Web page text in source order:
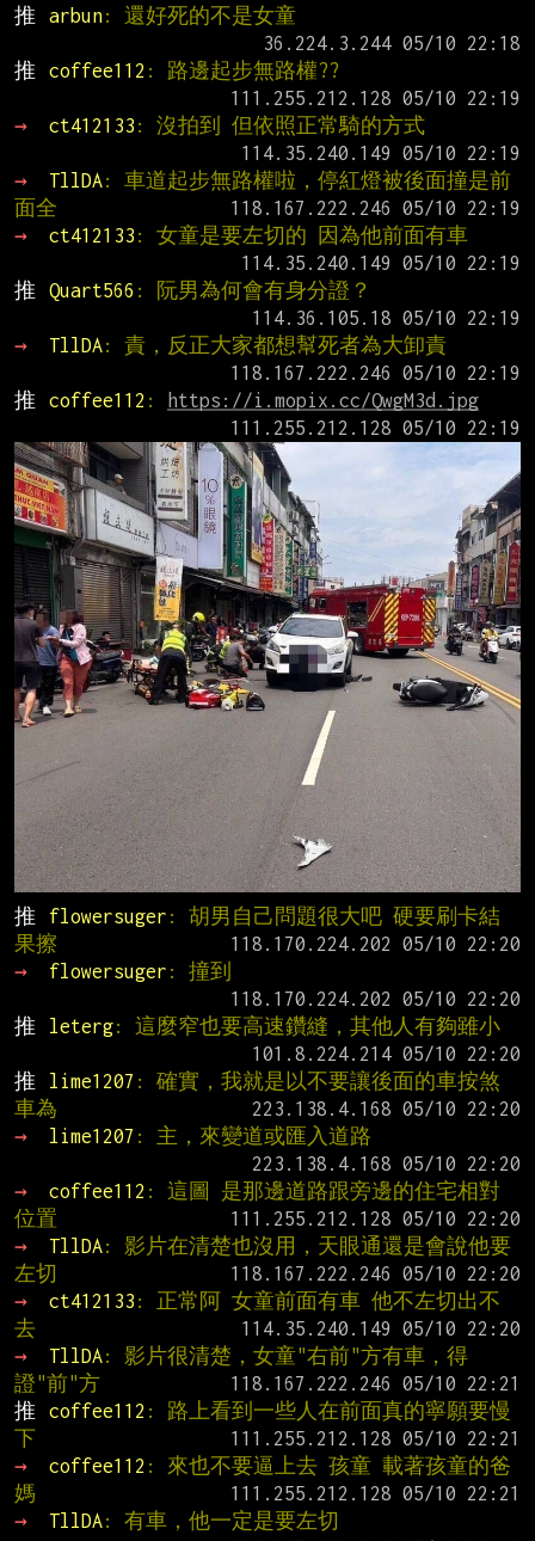
推
arbun: 還好死的不是女童
推
coffee112 : 路邊起步無路權??
→
ct412133 : 沒拍到 但依照正常騎的方式
→
TllDA: 車道起步無路權啦，停紅燈被後面撞是前
面全
→
ct412133 : 女童是要左切的 因為他前面有車
推
Quart566 : 阮男為何會有身分證？
→
TllDA: 責，反正大家都想幫死者為大卸責
推
coffee112 :
https://i.mopix.cc/QwgM3d.jpg
推 flowersuger : 胡男自己問題很大吧 硬要刷卡結
果擦
→
flowersuger : 撞到
推
leterg: 這麼窄也要高速鑽縫，其他人有夠雖小
推
lime1207 : 確實，我就是以不要讓後面的車按煞
車為
→
lime1207 : 主，來變道或匯入道路
→
coffee112 : 這圖 是那邊道路跟旁邊的住宅相對
位置
→
TllDA: 影片在清楚也沒用，天眼通還是會說他要
左切
→
ct412133 : 正常阿 女童前面有車 他不左切出不
去
→
TllDA: 影片很清楚，女童"右前"方有車，得
證"前"方
推
coffee112 : 路上看到一些人在前面真的寧願要慢
下
→
coffee112 : 來也不要逼上去 孩童 載著孩童的爸
媽
→
TllDA: 有車，他一定是要左切